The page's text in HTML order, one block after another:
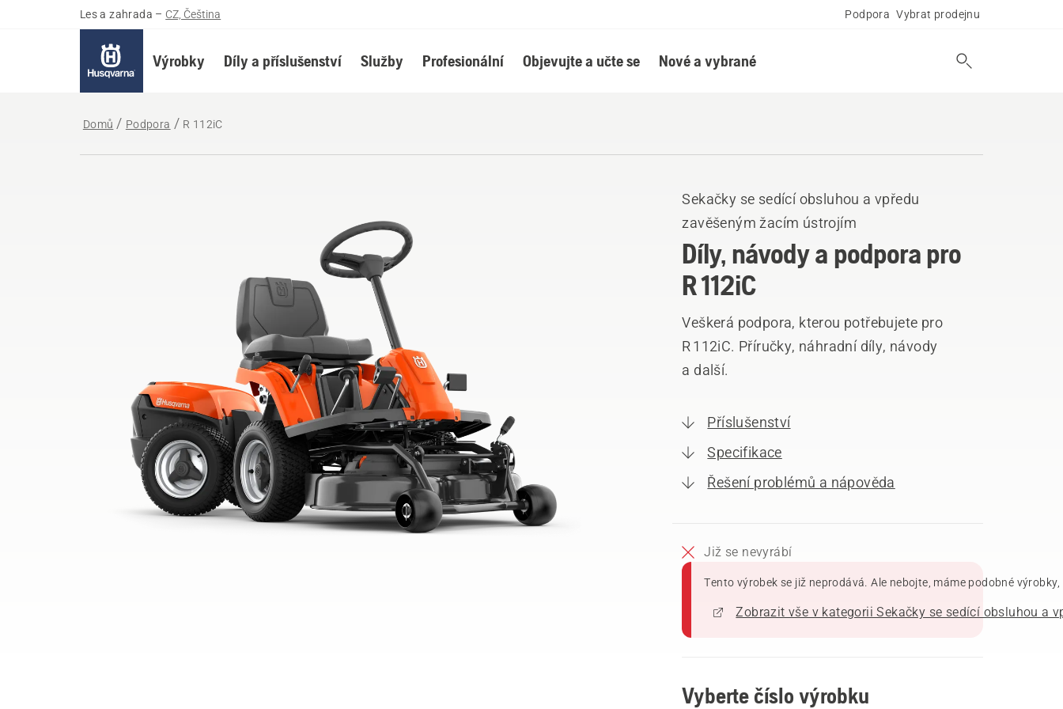
Les a zahrada – CZ, Čeština Podpora Vybrat prodejnu
Výrobky Díly a příslušenství Služby Profesionální Objevujte a učte se Nové a vybrané
Domů Podpora R 112iC
Sekačky se sedící obsluhou a vpředu
zavěšeným žacím ústrojím
Díly, návody a podpora pro
R 112iC
Veškerá podpora, kterou potřebujete pro
R 112iC. Příručky, náhradní díly, návody
a další.
Příslušenství
Specifikace
Řešení problémů a nápověda
Již se nevyrábí
Tento výrobek se již neprodává. Ale nebojte, máme podobné
Vyberte číslo výrobku